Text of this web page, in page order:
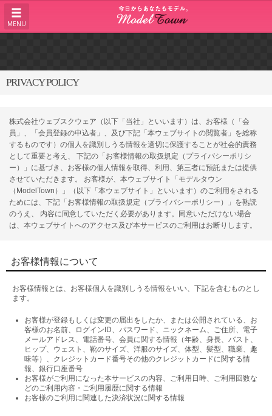
MENU
PRIVACY POLICY
株式会社ウェブスクウェア（以下「当社」といいます）は、お客様（「会
員」、「会員登録の申込者」、及び下記「本ウェブサイトの閲覧者」を総称
するものです）の個人を識別しうる情報を適切に保護することが社会的責務
として重要と考え、 下記の「お客様情報の取扱規定（プライバシーポリシ
ー）」に基づき、お客様の個人情報を取得、利用、第三者に預託または提供
させていただきます。 お客様が、本ウェブサイト「モデルタウン
（ModelTown）」（以下「本ウェブサイト」といいます）のご利用をされる
ためには、下記「お客様情報の取扱規定（プライバシーポリシー）」を熟読
のうえ、 内容に同意していただく必要があります。同意いただけない場合
は、本ウェブサイトへのアクセス及び本サービスのご利用はお断りします。
お客様情報について
お客様情報とは、お客様個人を識別しうる情報をいい、下記を含むものとし
ます。
お客様が登録もしくは変更の届出をしたか、または公開されている、お
客様のお名前、ログインID、パスワード、ニックネーム、ご住所、電子
メールアドレス、電話番号、会員に関する情報（年齢、身長、バスト、
ヒップ、ウェスト、靴のサイズ、洋服のサイズ、体型、髪型、職業、趣
味等）、クレジットカード番号その他のクレジットカードに関する情
報、銀行口座番号
お客様がご利用になった本サービスの内容、ご利用日時、ご利用回数な
どのご利用内容・ご利用履歴に関する情報
お客様のご利用に関連した決済状況に関する情報